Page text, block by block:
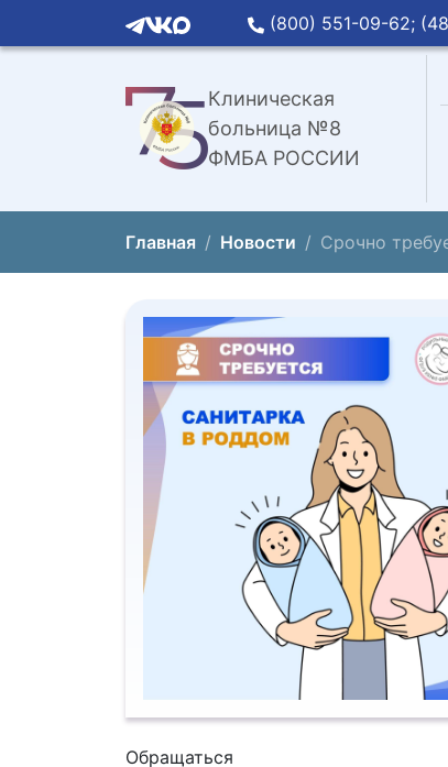
(800) 551-09-62;
Клиническая
больница №8
ФМБА РОССИИ
Главная Новости Срочно
Обращаться